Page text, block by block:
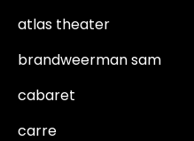
atlas theater
brandweerman sam
cabaret
carre